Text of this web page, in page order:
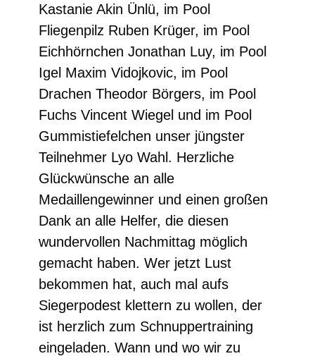
Kastanie Akin Ünlü, im Pool
Fliegenpilz Ruben Krüger, im Pool
Eichhörnchen Jonathan Luy, im Pool
Igel Maxim Vidojkovic, im Pool
Drachen Theodor Börgers, im Pool
Fuchs Vincent Wiegel und im Pool
Gummistiefelchen unser jüngster
Teilnehmer Lyo Wahl. Herzliche
Glückwünsche an alle
Medaillengewinner und einen großen
Dank an alle Helfer, die diesen
wundervollen Nachmittag möglich
gemacht haben. Wer jetzt Lust
bekommen hat, auch mal aufs
Siegerpodest klettern zu wollen, der
ist herzlich zum Schnuppertraining
eingeladen. Wann und wo wir zu